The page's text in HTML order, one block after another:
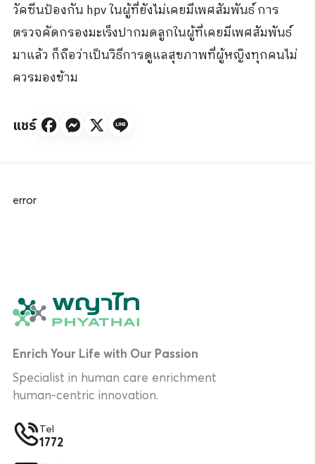
วัคซีนป้องกัน hpv ในผู้ที่ยังไม่เคยมีเพศสัมพันธ์ การ
ตรวจคัดกรองมะเร็งปากมดลูกในผู้ที่เคยมีเพศสัมพันธ์
มาแล้ว ก็ถือว่าเป็นวิธีการดูแลสุขภาพที่ผู้หญิงทุกคนไม่
ควรมองข้าม
แชร์
error
Enrich Your Life with Our Passion
Specialist in human care enrichment
human-centric innovation.
Tel
1772